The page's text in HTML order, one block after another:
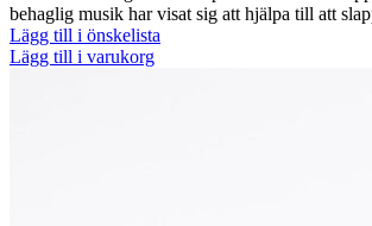
behaglig musik har visat sig att hjälpa till att
Lägg till i önskelista
Lägg till i varukorg